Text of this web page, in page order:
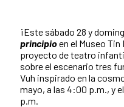
¡Este sábado 28 y
principioen el Museo
proyecto de teatro
sobre el escenario tres
Vuh inspirado en la
mayo, a las 4:00 p.m., y
p.m.